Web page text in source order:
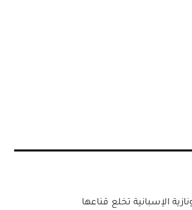
الإسبانية تخلع قناعها